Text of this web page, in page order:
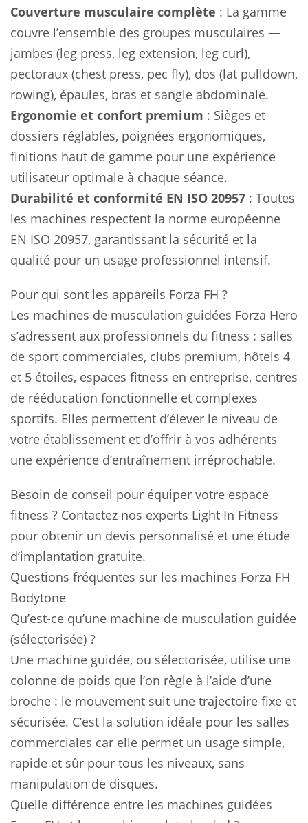
Couverture musculaire complète : La gamme
couvre l’ensemble des groupes musculaires —
jambes (leg press, leg extension, leg curl),
pectoraux (chest press, pec fly), dos (lat pulldown,
rowing), épaules, bras et sangle abdominale.
Ergonomie et confort premium : Sièges et
dossiers réglables, poignées ergonomiques,
finitions haut de gamme pour une expérience
utilisateur optimale à chaque séance.
Durabilité et conformité EN ISO 20957 : Toutes
les machines respectent la norme européenne
EN ISO 20957, garantissant la sécurité et la
qualité pour un usage professionnel intensif.
Pour qui sont les appareils Forza FH ?
Les machines de musculation guidées Forza Hero
s’adressent aux professionnels du fitness : salles
de sport commerciales, clubs premium, hôtels 4
et 5 étoiles, espaces fitness en entreprise, centres
de rééducation fonctionnelle et complexes
sportifs. Elles permettent d’élever le niveau de
votre établissement et d’offrir à vos adhérents
une expérience d’entraînement irréprochable.
Besoin de conseil pour équiper votre espace
fitness ? Contactez nos experts Light In Fitness
pour obtenir un devis personnalisé et une étude
d’implantation gratuite.
Questions fréquentes sur les machines Forza FH
Bodytone
Qu’est-ce qu’une machine de musculation guidée
(sélectorisée) ?
Une machine guidée, ou sélectorisée, utilise une
colonne de poids que l’on règle à l’aide d’une
broche : le mouvement suit une trajectoire fixe et
sécurisée. C’est la solution idéale pour les salles
commerciales car elle permet un usage simple,
rapide et sûr pour tous les niveaux, sans
manipulation de disques.
Quelle différence entre les machines guidées